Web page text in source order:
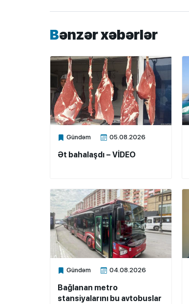
Bənzər xəbərlər
Gündəm 05.08.2026
Xalq.Online
Ət bahalaşdı – VİDEO
Gündəm 04.08.2026
Xalq.Online
Bağlanan metro
stansiyalarını bu avtobuslar